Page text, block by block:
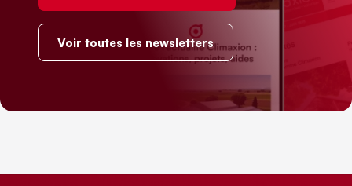
Voir toutes les newsletters